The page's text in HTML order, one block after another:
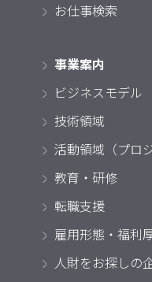
お仕事検索
事業案内
ビジネスモデル
技術領域
活動領域（プロ
教育・研修
転職支援
雇用形態・福利
人財をお探しの